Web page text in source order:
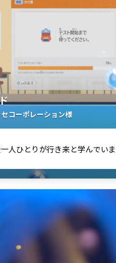
コーポレーション様
人ひとりが行き来と学んでい
の児童生徒が「問題が解けてう
楽しい」を実感しています